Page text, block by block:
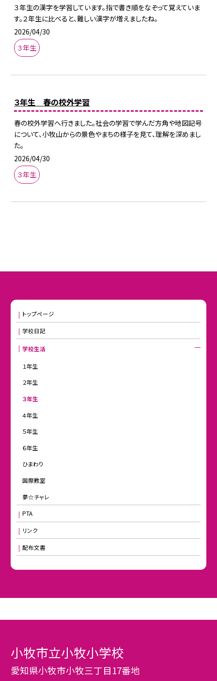
３年生の漢字を学習しています。指で書き順をなぞって覚えていま
す。２年生に比べると、難しい漢字が増えましたね。
2026/04/30
３年生
３年生 春の校外学習
春の校外学習へ行きました。社会の学習で学んだ方角や地図記号
について、小牧山からの景色やまちの様子を見て、理解を深めまし
た。
2026/04/30
３年生
トップページ
学校日記
学校生活
１年生
２年生
３年生
４年生
５年生
６年生
ひまわり
国際教室
夢☆チャレ
PTA
リンク
配布文書
小牧市立小牧小学校
愛知県小牧市小牧三丁目17番地